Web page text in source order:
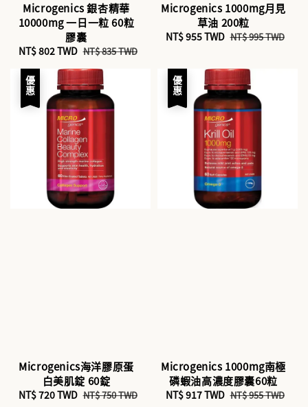
Microgenics 銀杏精華
10000mg 一日一粒 60粒
膠囊
Sale
price
NT$ 802 TWD Regular
price
NT$ 835 TWD
Microgenics 1000mg月見
草油 200粒
Sale
NT$ 955 TWD Regular
NT$ 995 TWD
優惠
Microgenics海洋膠原蛋
白美肌錠 60錠
Sale
NT$ 720 TWD Regular
NT$ 750 TWD
優惠
Microgenics 1000mg南極
磷蝦油高濃度膠囊60粒
Sale
NT$ 917 TWD Regular
NT$ 955 TWD